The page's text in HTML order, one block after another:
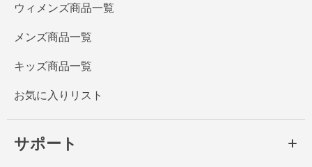
ウィメンズ商品一覧
メンズ商品一覧
キッズ商品一覧
お気に入りリスト
サポート